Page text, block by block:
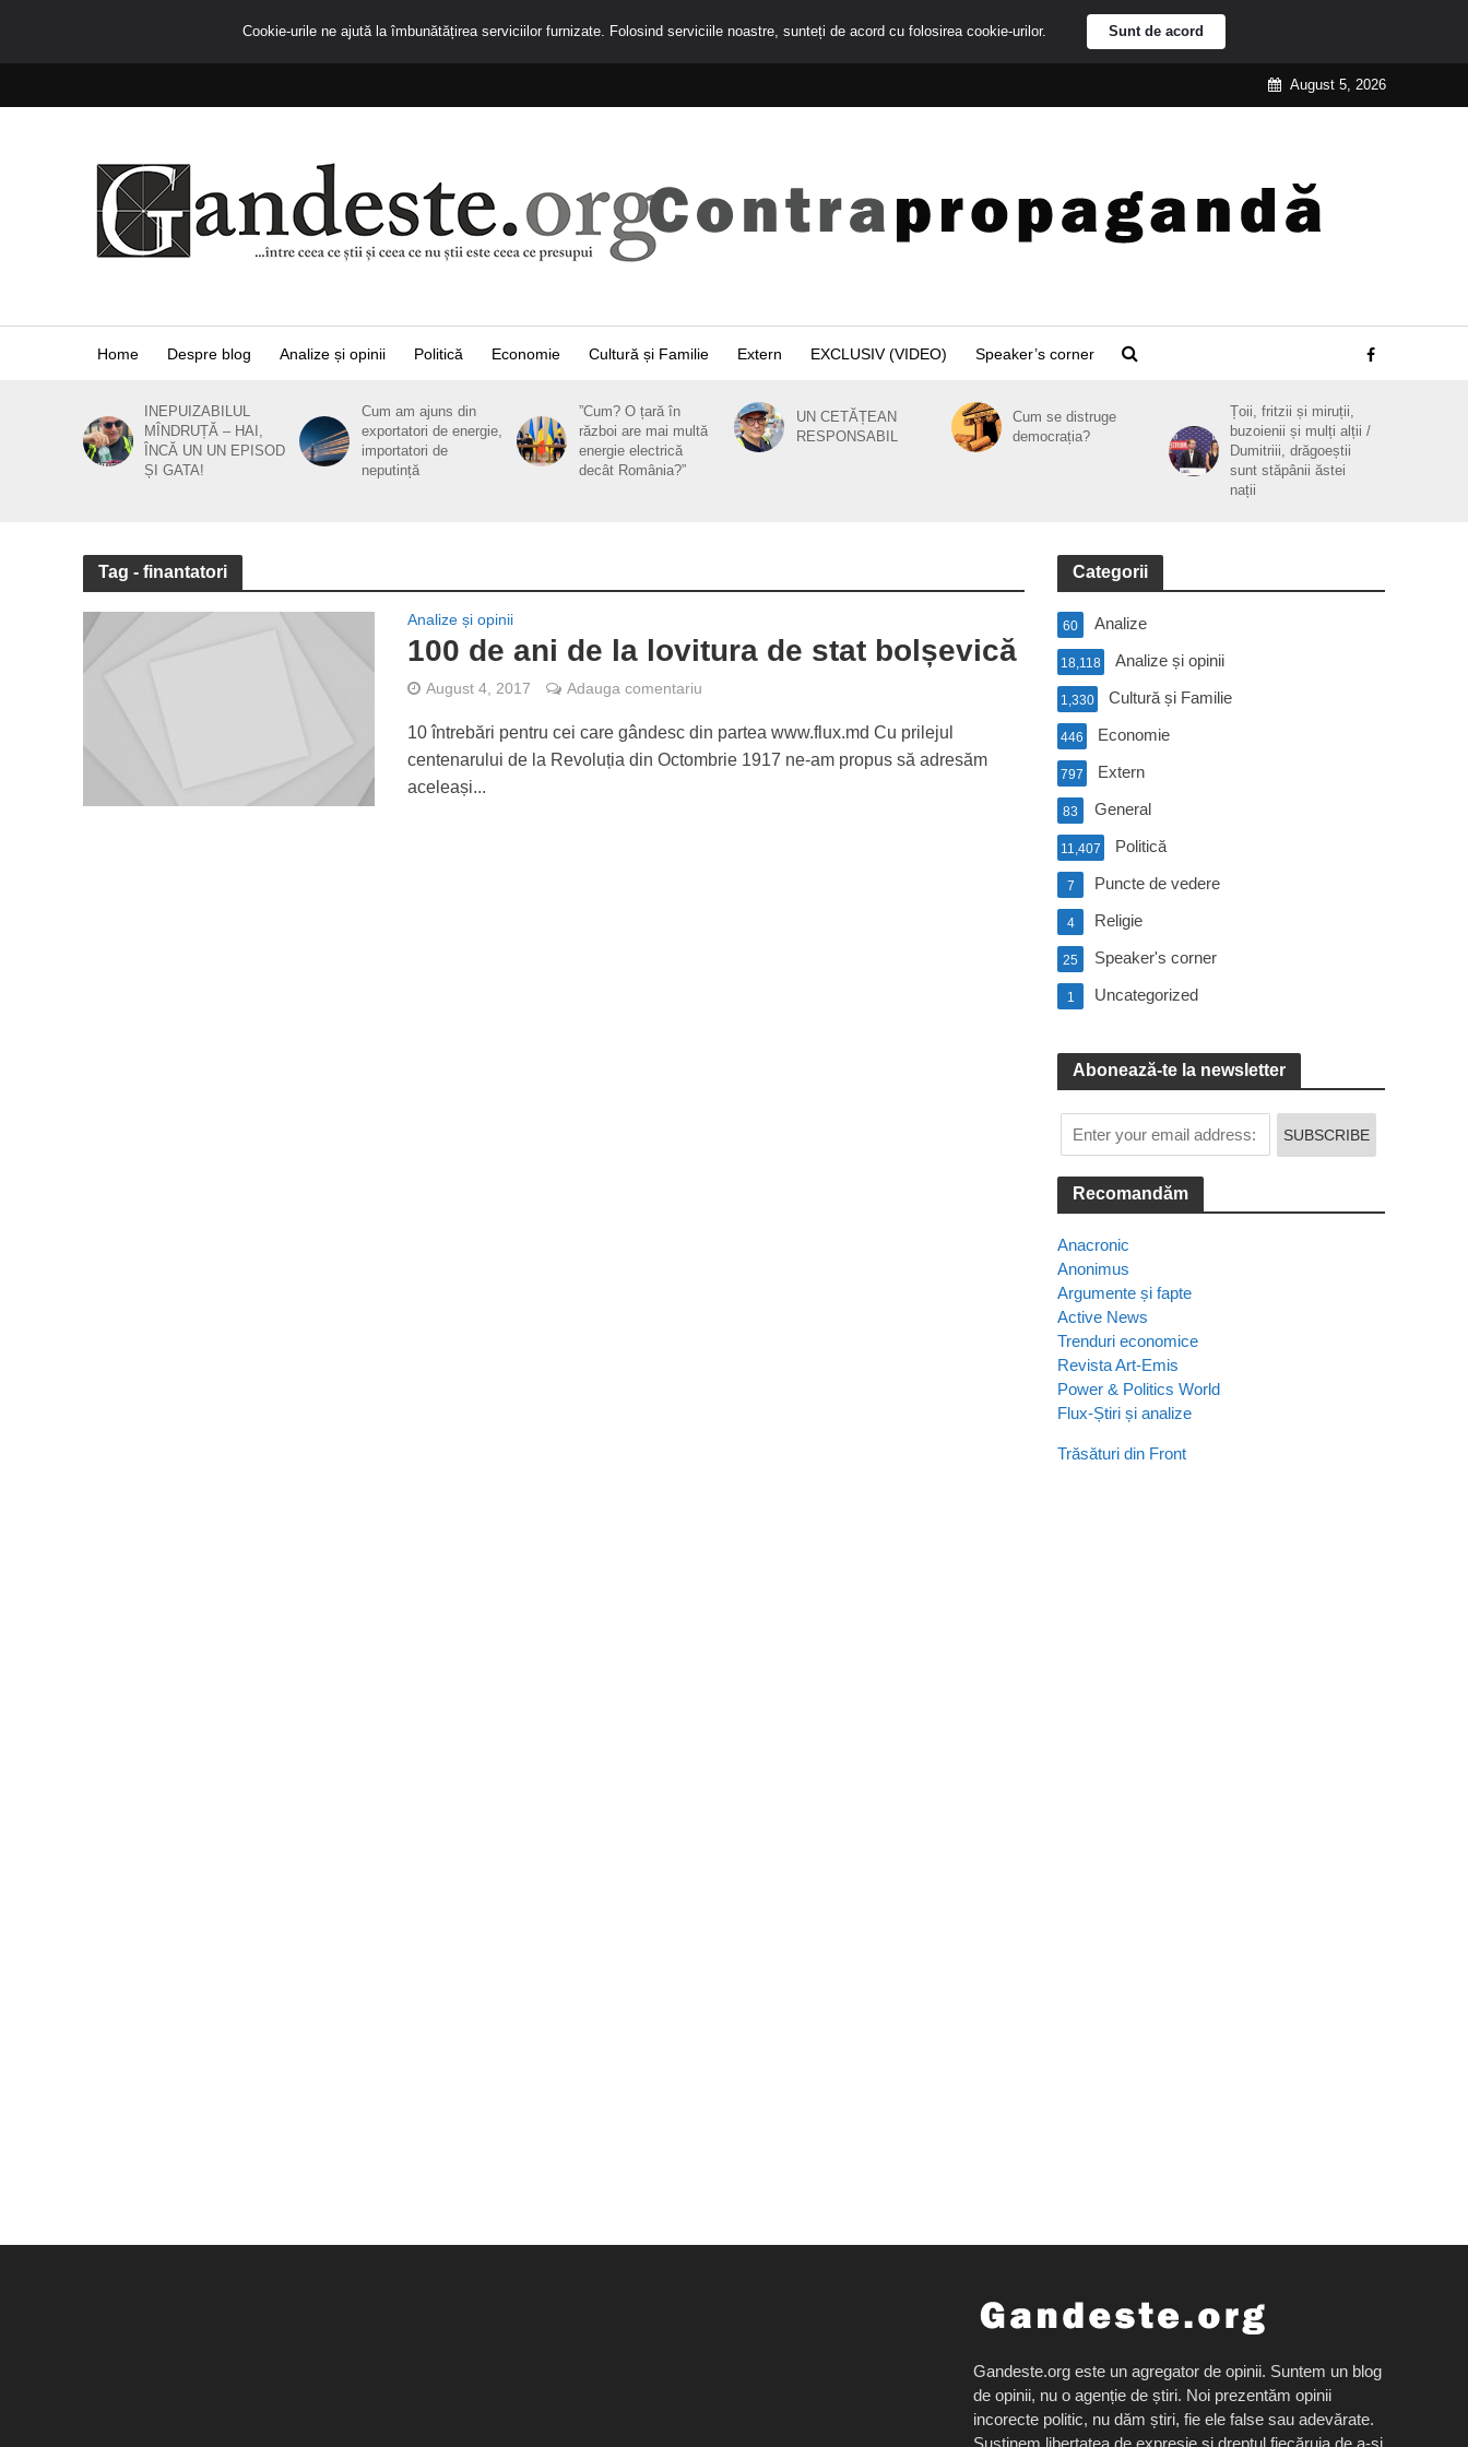
August 5, 2026
Home Despre blog Analize și opinii Politică Economie Cultură și Familie Extern EXCLUSIV (VIDEO) Speaker’s corner
INEPUIZABILUL
MÎNDRUȚĂ – HAI,
ÎNCĂ UN UN EPISOD
ȘI GATA!
Cum am ajuns din
exportatori de energie,
importatori de
neputință
”Cum? O țară în
război are mai multă
energie electrică
decât România?”
UN CETĂȚEAN
RESPONSABIL
Cum se distruge
democrația?
Țoii, fritzii și miruții,
buzoienii și mulți alții /
Dumitriii, drăgoeștii
sunt stăpânii ăstei
nații
Tag - finantatori
Analize și opinii
100 de ani de la lovitura de stat bolșevică
August 4, 2017 Adauga comentariu
10 întrebări pentru cei care gândesc din partea www.flux.md Cu prilejul
centenarului de la Revoluția din Octombrie 1917 ne-am propus să adresăm
aceleași...
Categorii
Analize
60
Analize și opinii
18,118
Cultură și Familie
1,330
Economie
446
Extern
797
General
83
Politică
11,407
Puncte de vedere
7
Religie
4
Speaker's corner
25
Uncategorized
1
Abonează-te la newsletter
Recomandăm
Anacronic
Anonimus
Argumente și fapte
Active News
Trenduri economice
Revista Art-Emis
Power & Politics World
Flux-Știri și analize
Trăsături din Front
Cookie-urile ne ajută la îmbunătățirea serviciilor furnizate. Folosind serviciile noastre, sunteți de acord cu folosirea cookie-urilor. Sunt de acord
Gandeste.org este un agregator de opinii. Suntem un blog
de opinii, nu o agenție de știri. Noi prezentăm opinii
incorecte politic, nu dăm știri, fie ele false sau adevărate.
Susținem libertatea de expresie și dreptul fiecăruia de a-și